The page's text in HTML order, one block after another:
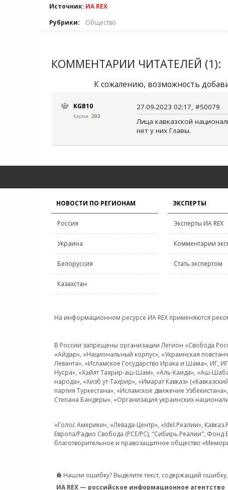
Источник: ИА REX
Рубрики:
Общество
КОММЕНТАРИИ ЧИТАТЕЛЕЙ (1):
К сожалению, возможность
KGB10
Карма: 293
27.09.2023 02:17, #50079
Лица кавказской
нет у них Главы.
НОВОСТИ ПО РЕГИОНАМ
Россия
Украина
Белоруссия
Казахстан
ЭКСПЕРТЫ
Эксперты ИА REX
Комментарии
Стать экспертом
На информационном ресурсе ИА REX применяются
В России запрещены организации Легион «Свобода
«Айдар», «Национальный корпус», «Украинская
Леванта», «Исламское Государство Ирака и Шама»,
Нусра», «Хайят Тахрир-аш-Шам», «Аль-Каида», «Аш-
народа», «Хизб ут-Тахрир», «Имарат Кавказ»
партия Туркестана», «Исламское движение
Степана Бандеры», «Организация украинских
«Голос Америки», «Левада-Центр», «Idel.Реалии»,
Европа/Радио Свобода (PCE/PC), "Сибирь.Реалии",
благотворительное и правозащитное общество
Нашли ошибку? Выделите текст, содержащий
ИА REX — российское информационное агентство